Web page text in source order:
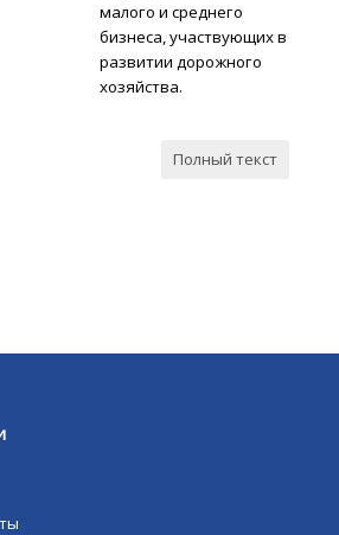
малого и среднего
бизнеса, участвующих в
развитии дорожного
хозяйства.
Полный текст